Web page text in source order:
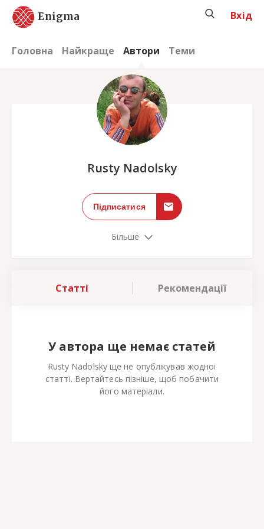
Enigma
Головна Найкраще Автори Теми
Вхід
Rusty Nadolsky
Підписатися
Більше
Статті Рекомендації
У автора ще немає статей
Rusty Nadolsky ще не опублікував жодної
статті. Вертайтесь пізніше, щоб побачити
його матеріали.